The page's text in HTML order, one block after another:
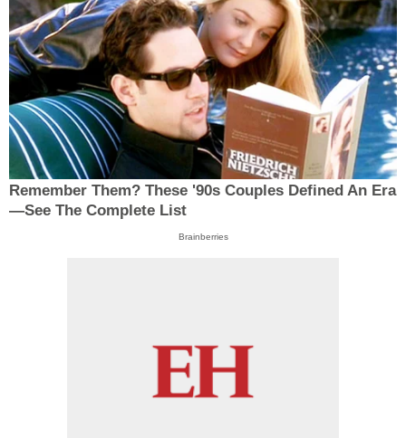
Remember Them? These '90s Couples Defined An Era
—See The Complete List
Brainberries